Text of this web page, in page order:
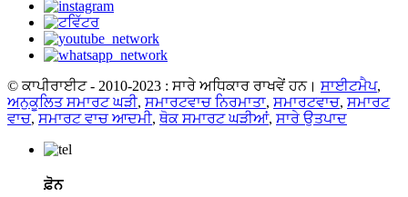
© ਕਾਪੀਰਾਈਟ - 2010-2023 : ਸਾਰੇ ਅਧਿਕਾਰ ਰਾਖਵੇਂ ਹਨ। ਸਾਈਟਮੈਪ,
ਅਨੁਕੂਲਿਤ ਸਮਾਰਟ ਘੜੀ, ਸਮਾਰਟਵਾਚ ਨਿਰਮਾਤਾ, ਸਮਾਰਟਵਾਚ, ਸਮਾਰਟ
ਵਾਚ, ਸਮਾਰਟ ਵਾਚ ਆਦਮੀ, ਥੋਕ ਸਮਾਰਟ ਘੜੀਆਂ, ਸਾਰੇ ਉਤਪਾਦ
ਫ਼ੋਨ